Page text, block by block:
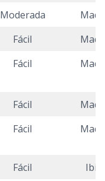
Moderada
Fácil
Fácil
Fácil
Fácil
Fácil